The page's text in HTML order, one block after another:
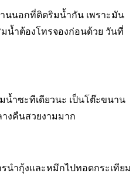
นนอกที่ติดริมน้ำกัน เพราะมัน
น้ำต้องโทรจองก่อนด้วย วันที่
น้ำซะทีเดียวนะ เป็นโต๊ะขนาน
งคืนสวยงามมาก
รนำกุ้งและหมึกไปทอดกระเทียม